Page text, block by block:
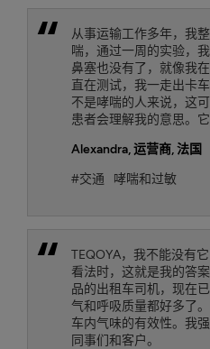
从事运输工作多年，我
喘，通过一周的实验，
鼻塞也没有了，就像我
直在测试，我一走出卡
不是哮喘的人来说，这
患者会理解我的意思。
Alexandra, 运营商, 法国
#交通
哮喘和过敏
TEQOYA，我不能没有
看法时，这就是我的答
品的出租车司机，现在
气和呼吸质量都好多了
车内气味的有效性。我
同事们和客户。